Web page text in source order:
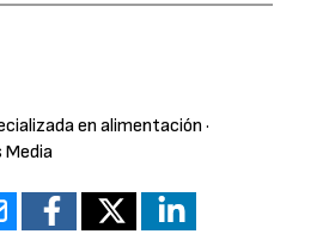
en alimentación ·